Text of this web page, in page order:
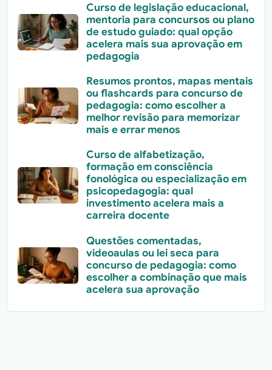
Curso de legislação educacional,
mentoria para concursos ou plano
de estudo guiado: qual opção
acelera mais sua aprovação em
pedagogia
Resumos prontos, mapas mentais
ou flashcards para concurso de
pedagogia: como escolher a
melhor revisão para memorizar
mais e errar menos
Curso de alfabetização,
formação em consciência
fonológica ou especialização em
psicopedagogia: qual
investimento acelera mais a
carreira docente
Questões comentadas,
videoaulas ou lei seca para
concurso de pedagogia: como
escolher a combinação que mais
acelera sua aprovação